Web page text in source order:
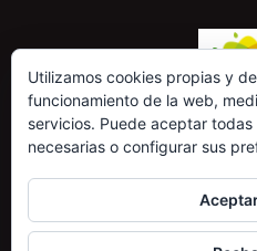
Utilizamos cookies propias y
funcionamiento de la web,
servicios. Puede aceptar
necesarias o configurar sus